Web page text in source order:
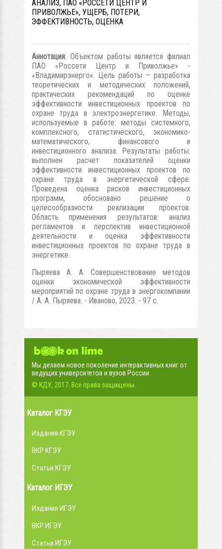
АНАЛИЗ, ПАО «РОССЕТИ ЦЕНТР И
ПРИВОЛЖЬЕ», УЩЕРБ, ПОТЕРИ,
ЭФФЕКТИВНОСТЬ, ОЦЕНКА
Аннотация: Объектом работы является филиал
ПАО «Россети Центр и Приволжье» -
«Владимирэнерго». Цель работы – разработка
теоретических и методических положений,
практических рекомендаций по оценке
эффективности инвестиционных проектов по
охране труда в электроэнергетике. Методы,
используемые в работе: методы системного,
комплексного, статистического, экономико-
математического, финансового и
инвестиционного анализа. Результаты работы:
выполнен расчет показателей оценки
эффективности инвестиционных проектов по
охране труда в энергетической сфере.
Проведена оценка рисков инвестиционных
программ, обосновано решение о
целесообразности реализации проектов.
Область применения результатов: анализ
регламентов и перспектив инвестиционной
деятельности и оценка эффективности
инвестиционных проектов по охране труда в
энергетике.
Пыряева А. А. Совершенствование методов
оценки экономической эффективности
мероприятий по охране труда в энергокомпании
/ А. А. Пыряева. - Иваново, 2023. - 97 с.
Мы делаем новое поколение интерактивных книг от
ведущих университетов и вузов России.
© КДУ, 2017. Все права защищены.
Каталог КГЭУ
Издания КГЭУ
ВКР КГЭУ
Статьи КГЭУ
Каталог ИГЭУ
Издания ИГЭУ
ВКР ИГЭУ
Статьи ИГЭУ